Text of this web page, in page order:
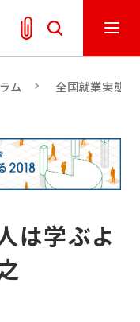
ム 全国就業実態
は学ぶよ